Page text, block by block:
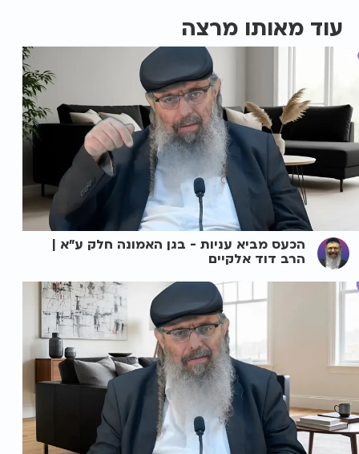
עוד מאותו מרצה
הכעס מביא עניות - בגן האמונה חלק ע"א |
הרב דוד אלקיים